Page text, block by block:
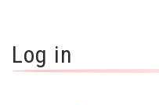
Log in